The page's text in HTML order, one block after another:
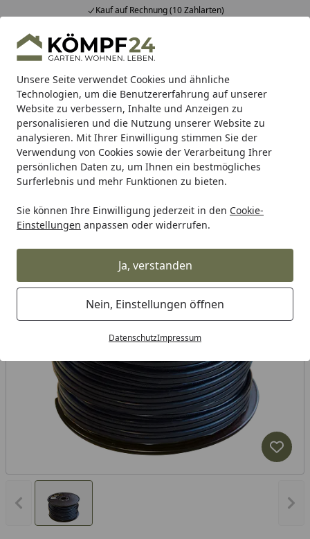
Unsere Seite verwendet Cookies und ähnliche
Technologien, um die Benutzererfahrung auf unserer
Website zu verbessern, Inhalte und Anzeigen zu
personalisieren und die Nutzung unserer Website zu
analysieren. Mit Ihrer Einwilligung stimmen Sie der
Verwendung von Cookies sowie der Verarbeitung Ihrer
persönlichen Daten zu, um Ihnen ein bestmögliches
Surferlebnis und mehr Funktionen zu bieten.
Sie können Ihre Einwilligung jederzeit in den Cookie-
Einstellungen anpassen oder widerrufen.
Ja, verstanden
Nein, Einstellungen öffnen
DatenschutzImpressum
Kauf auf Rechnung (10 Zahlarten)
Alle Produkte
Mein Konto
Suchen
Startseite
Alles für den Garten Außenleuchten Zubehör für
Lightpro 12 Volt Kabel AWG14 - 100
m
Vorheriges Bild anzeigen